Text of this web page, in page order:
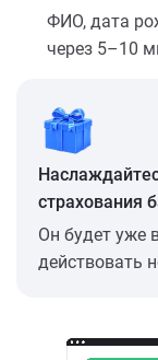
ФИО, дата
через 5–10
страхования
Он будет уже
действовать